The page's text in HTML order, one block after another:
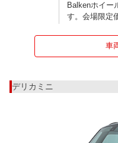
Balkenホイー
す。会場限定
車
デリカミニ